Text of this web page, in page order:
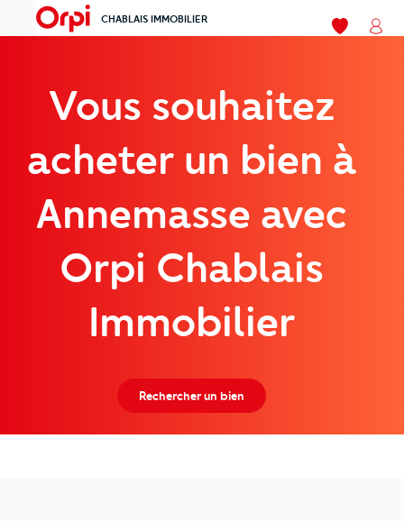
menu CHABLAIS IMMOBILIER Mes
Vous souhaitez
acheter un bien à
Annemasse avec
Orpi Chablais
Immobilier
Rechercher un bien